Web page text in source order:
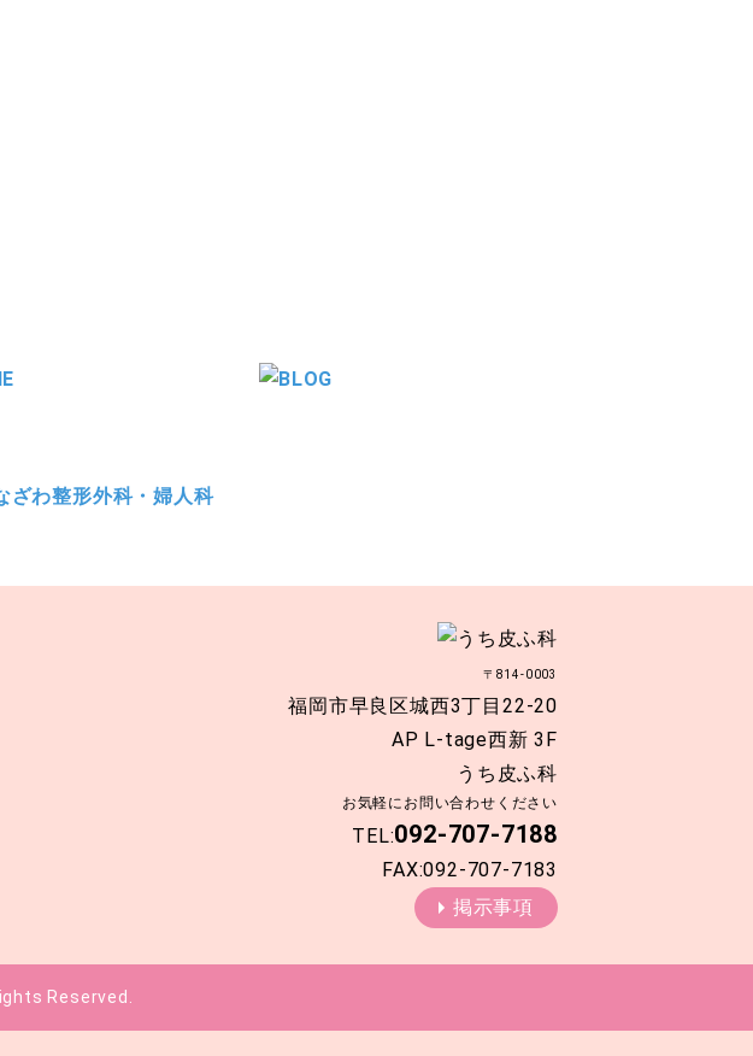
〒814-0003
福岡市早良区城西3丁目22-20
AP L-tage西新 3F
うち皮ふ科
お気軽にお問い合わせください
TEL:092-707-7188
FAX:092-707-7183
掲示事項
Reserved.